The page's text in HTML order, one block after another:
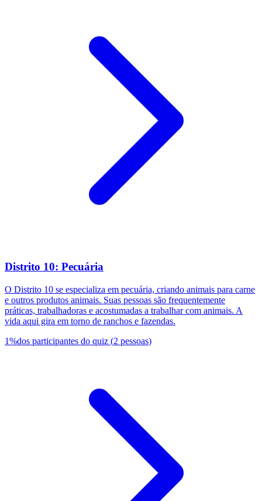
Distrito 10: Pecuária
O Distrito 10 se especializa em pecuária, criando animais para carne
e outros produtos animais. Suas pessoas são frequentemente
práticas, trabalhadoras e acostumadas a trabalhar com animais. A
vida aqui gira em torno de ranchos e fazendas.
1%dos participantes do quiz (2 pessoas)